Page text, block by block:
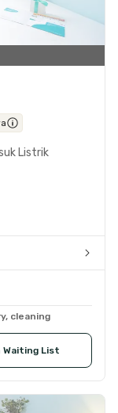
Listrik
cleaning
Waiting List